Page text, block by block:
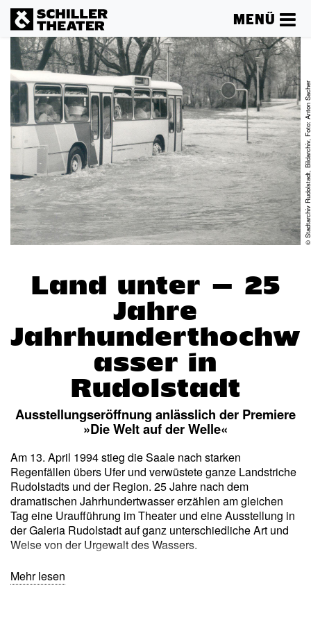
MENÜ
© Stadtarchiv
Land unter – 25
Jahre
Jahrhunderthochw
asser in
Rudolstadt
Ausstellungseröffnung anlässlich der Premiere
»Die Welt auf der Welle«
Am 13. April 1994 stieg die Saale nach starken
Regenfällen übers Ufer und verwüstete ganze Landstriche
Rudolstadts und der Region. 25 Jahre nach dem
dramatischen Jahrhundertwasser erzählen am gleichen
Tag eine Uraufführung im Theater und eine Ausstellung in
der Galeria Rudolstadt auf ganz unterschiedliche Art und
Weise von der Urgewalt des Wassers.
Die Erinnerungen an die Fluten sind in den Köpfen vieler
Bewohner des Landkreises Saalfeld-Rudolstadt noch sehr
Mehr lesen